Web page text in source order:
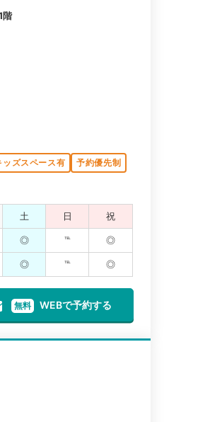
階
ッズスペース有
予約優先制
土 日 祝
◎ ℡ ◎
◎ ℡ ◎
無料 WEBで予約する